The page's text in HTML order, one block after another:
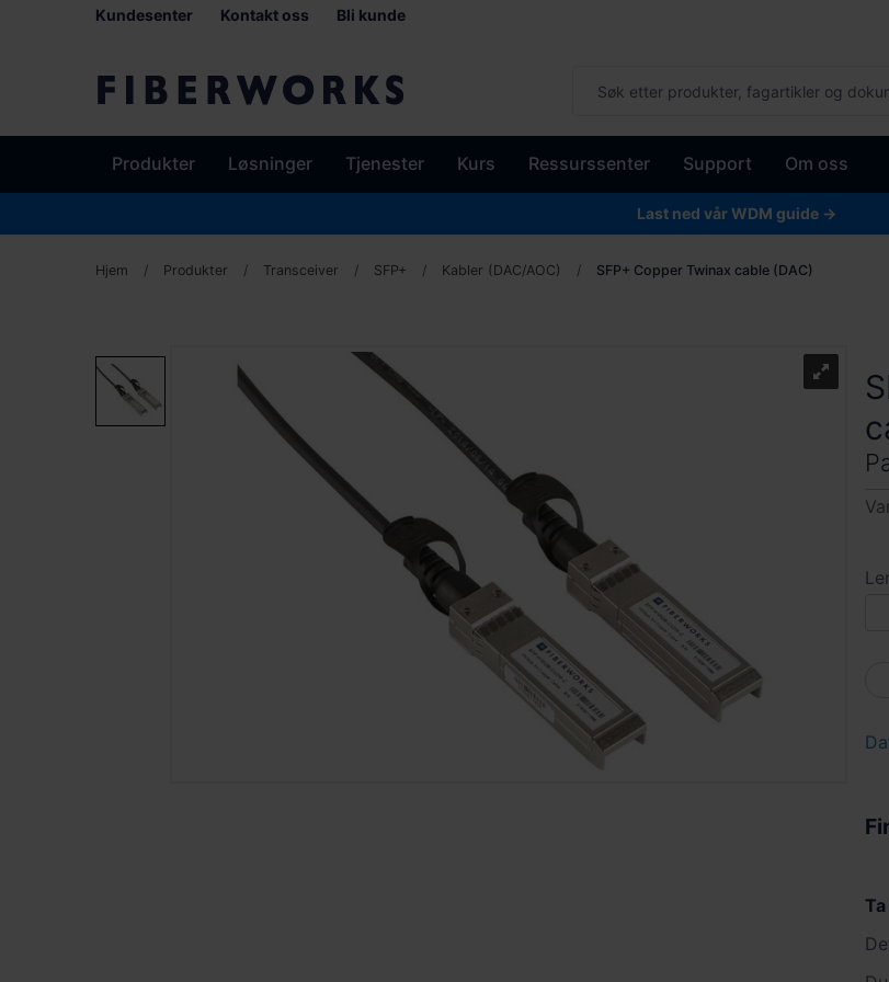
Kundesenter Kontakt oss Bli kunde
Produkter Løsninger Tjenester Kurs Ressurssenter Support Om oss
Last ned vår WDM guide →
Hjem Produkter Transceiver SFP+ Kabler (DAC/AOC) SFP+ Copper Twinax cable (DAC)